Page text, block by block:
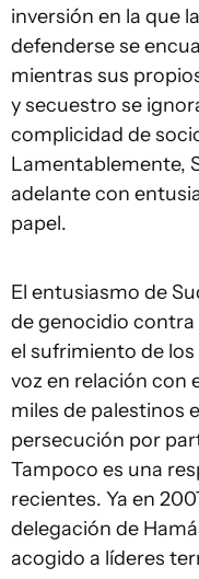
inversión en la que
defenderse se
mientras sus
y secuestro se
complicidad de
Lamentablemente,
adelante con
papel.
El entusiasmo de
de genocidio contra
el sufrimiento de
voz en relación con
miles de palestinos
persecución por
Tampoco es una
recientes. Ya en
delegación de
acogido a líderes